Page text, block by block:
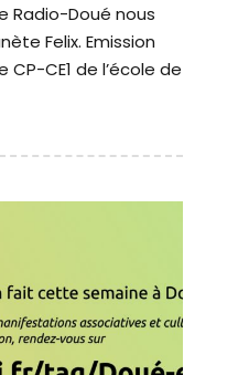
Radio-Doué nous
Felix. Emission
CE1 de l’école de